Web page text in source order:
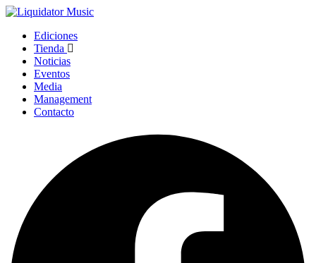
Ediciones
Tienda
Noticias
Eventos
Media
Management
Contacto